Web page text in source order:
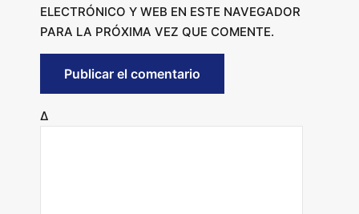
ELECTRÓNICO Y WEB EN ESTE NAVEGADOR
PARA LA PRÓXIMA VEZ QUE COMENTE.
Δ